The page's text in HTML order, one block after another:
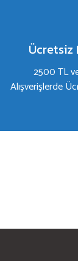
Bu
Ücretsiz
2500 TL
Alışverişlerde